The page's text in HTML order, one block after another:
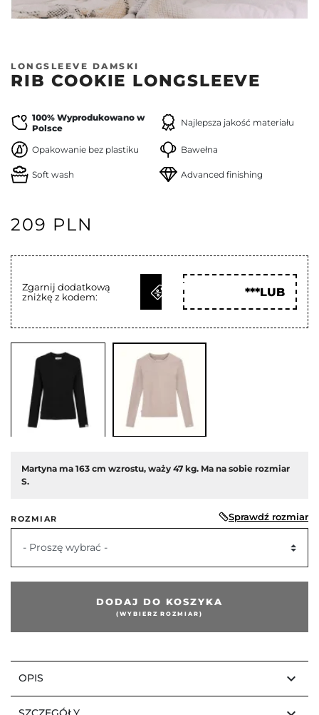
LONGSLEEVE DAMSKI
RIB COOKIE LONGSLEEVE
100% Wyprodukowano w
Polsce
Najlepsza jakość materiału
Opakowanie bez plastiku Bawełna
Soft wash Advanced finishing
209 PLN
Zgarnij dodatkową
zniżkę z kodem:
ODBIERZ
***LUB
Martyna ma 163 cm wzrostu, waży 47 kg. Ma na sobie rozmiar
S.
ROZMIAR Sprawdź rozmiar
- Proszę wybrać -
DODAJ DO KOSZYKA
(WYBIERZ ROZMIAR)
OPIS keyboard_arrow_down